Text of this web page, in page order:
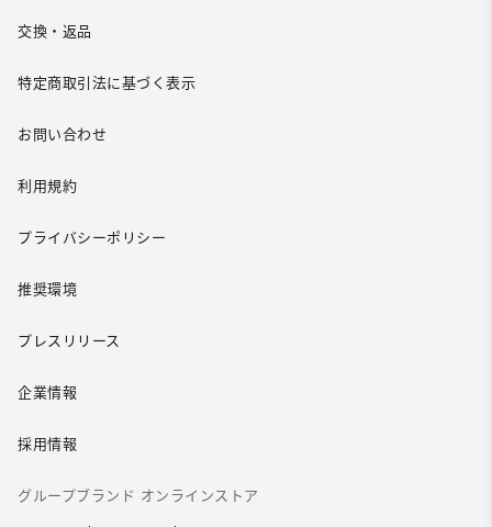
交換・返品
特定商取引法に基づく表示
お問い合わせ
利用規約
プライバシーポリシー
推奨環境
プレスリリース
企業情報
採用情報
グループブランド オンラインストア